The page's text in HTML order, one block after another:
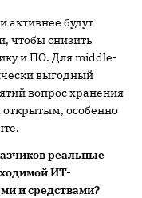
активнее будут
чтобы снизить
и ПО. Для middle-
выгодный
вопрос хранения
открытым, особенно
реальные
ИТ-
и средствами?